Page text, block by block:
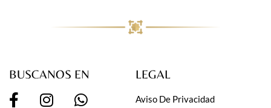
BUSCANOS EN LEGAL
Aviso De Privacidad